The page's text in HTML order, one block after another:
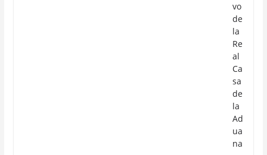
vo
de
la
Re
al
Ca
sa
de
la
Ad
ua
na